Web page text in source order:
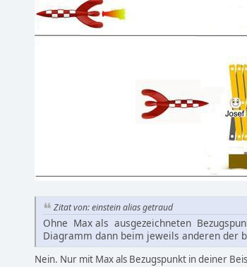
Zitat von: einstein alias getraud
Ohne Max als ausgezeichneten
Diagramm dann beim jeweils anderen der
Nein. Nur mit Max als Bezugspunkt in deiner